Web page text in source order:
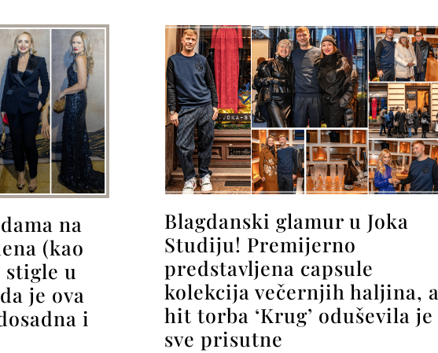
na
(kao
u
je ova
i
Blagdanski glamur u Joka
Studiju! Premijerno
predstavljena capsule
kolekcija večernjih haljina, a
hit torba ‘Krug’ oduševila je
sve prisutne